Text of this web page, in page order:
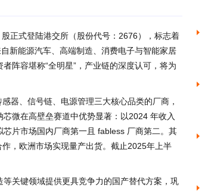
正式登陆港交所（股份代号：2676），标志着
新能源汽车、高端制造、消费电子与智能家居
阵容堪称“全明星”，产业链的深度认可，将为
器、信号链、电源管理三大核心品类的厂商，
微在高壁垒赛道中优势显著：以2024 年收入
片市场国内厂商第一且 fabless 厂商第二。其
，欧洲市场实现量产出货。截止2025年上半
关键领域提供更具竞争力的国产替代方案，巩